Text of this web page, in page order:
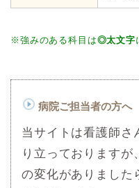
※強みのある科目は◎太文字
病院ご担当者の方へ
当サイトは看護師さ
り立っておりますが
の変化がありました